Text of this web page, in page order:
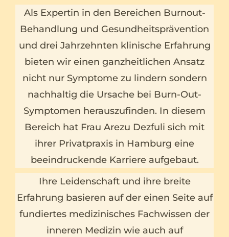
Als Expertin in den Bereichen Burnout-
Behandlung und Gesundheitsprävention
und drei Jahrzehnten klinische Erfahrung
bieten wir einen ganzheitlichen Ansatz
nicht nur Symptome zu lindern sondern
nachhaltig die Ursache bei Burn-Out-
Symptomen herauszufinden. In diesem
Bereich hat Frau Arezu Dezfuli sich mit
ihrer Privatpraxis in Hamburg eine
beeindruckende Karriere aufgebaut.
Ihre Leidenschaft und ihre breite
Erfahrung basieren auf der einen Seite auf
fundiertes medizinisches Fachwissen der
inneren Medizin wie auch auf